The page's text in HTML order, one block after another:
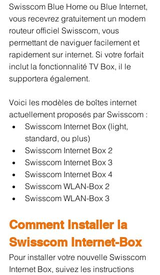
Swisscom Blue Home ou Blue Internet,
vous recevrez gratuitement un modem
routeur officiel Swisscom, vous
permettant de naviguer facilement et
rapidement sur internet. Si votre forfait
inclut la fonctionnalité TV Box, il le
supportera également.
Voici les modèles de boîtes internet
actuellement proposés par Swisscom :
Swisscom Internet Box (light,
standard, ou plus)
Swisscom Internet Box 2
Swisscom Internet Box 3
Swisscom Internet Box 4
Swisscom WLAN-Box 2
Swisscom WLAN-Box 3
Comment Installer la
Swisscom Internet-Box
Pour installer votre nouvelle Swisscom
Internet Box, suivez les instructions